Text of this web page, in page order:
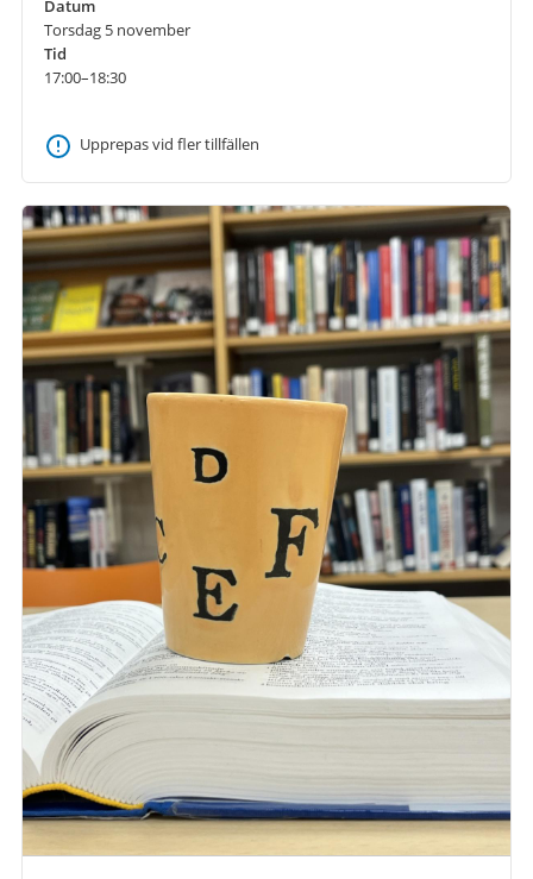
Datum
Torsdag 5 november
Tid
17:00–18:30
Upprepas vid fler tillfällen